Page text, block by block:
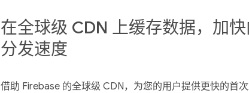
在全球级 CDN 上缓存数据，加
分发速度
借助 Firebase 的全球级 CDN，为您的用户提供更快的首